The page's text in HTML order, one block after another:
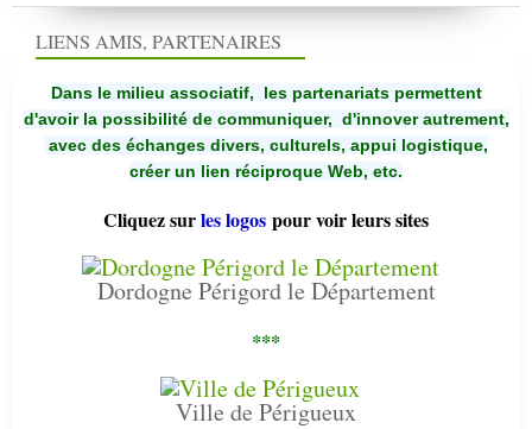
LIENS AMIS, PARTENAIRES
Dans le milieu associatif, les partenariats permettent
d'avoir la possibilité de communiquer, d'innover autrement,
avec des échanges divers, culturels, appui logistique,
créer un lien réciproque Web, etc.
Cliquez surles logos pour voir leurs sites
Dordogne Périgord le Département
***
Ville de Périgueux